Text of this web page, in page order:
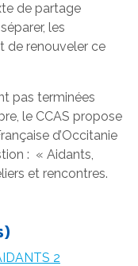
de partage
les
de renouveler ce
pas terminées
le CCAS propose
d’Occitanie
: « Aidants,
et rencontres.
2